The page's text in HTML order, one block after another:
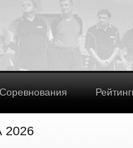
Соревнования
2026